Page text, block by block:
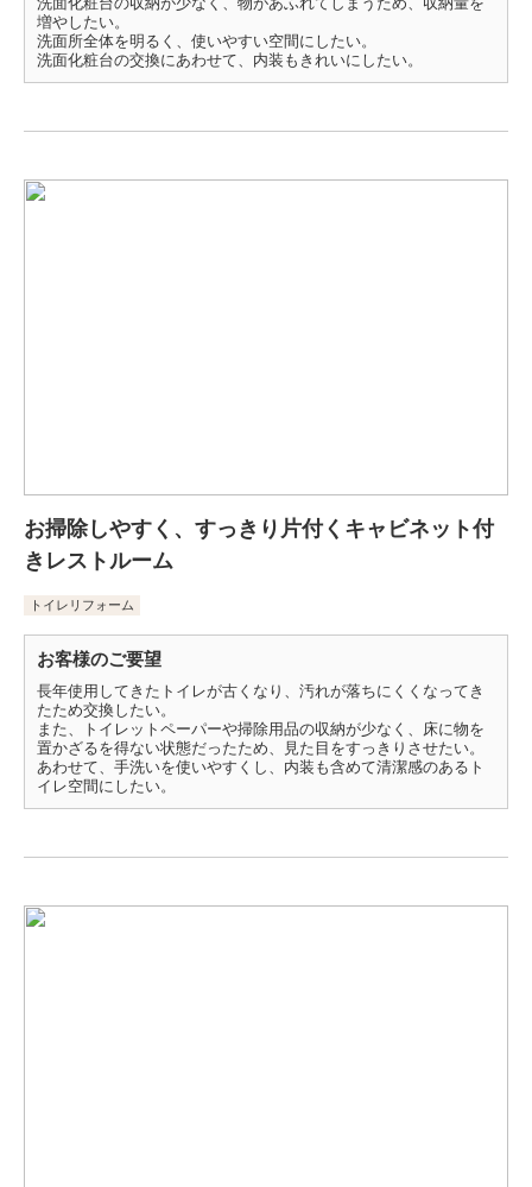
増やしたい。
洗面所全体を明るく、使いやすい空間にしたい。
洗面化粧台の交換にあわせて、内装もきれいにしたい。
お掃除しやすく、すっきり片付くキャビネット付
きレストルーム
トイレリフォーム
お客様のご要望
長年使用してきたトイレが古くなり、汚れが落ちにくくなってき
たため交換したい。
また、トイレットペーパーや掃除用品の収納が少なく、床に物を
置かざるを得ない状態だったため、見た目をすっきりさせたい。
あわせて、手洗いを使いやすくし、内装も含めて清潔感のあるト
イレ空間にしたい。